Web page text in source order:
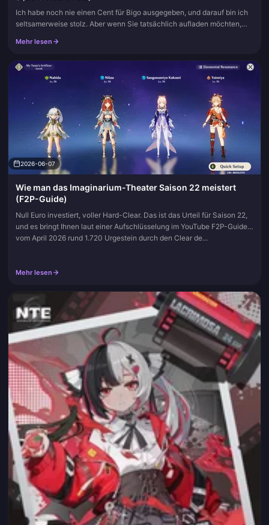
Ich habe noch nie einen Cent für Bigo ausgegeben, und darauf bin ich
seltsamerweise stolz. Aber wenn Sie tatsächlich aufladen möchten,
Mehr lesen
2026-06-07
Wie man das Imaginarium-Theater Saison 22 meistert
(F2P-Guide)
Null Euro investiert, voller Hard-Clear. Das ist das Urteil für Saison 22,
und es bringt Ihnen laut einer Aufschlüsselung im YouTube F2P-Guide
vom April 2026 rund 1.720 Urgestein durch den Clear de...
Mehr lesen